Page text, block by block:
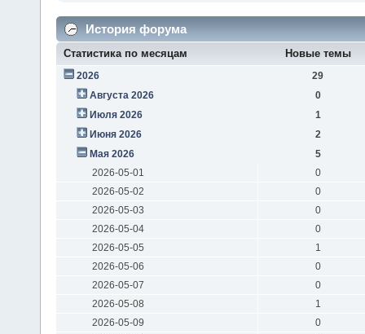
История форума
Статистика по месяцам Новые темы
2026
29
Августа 2026
0
Июля 2026
1
Июня 2026
2
Мая 2026
5
2026-05-01
0
2026-05-02
0
2026-05-03
0
2026-05-04
0
2026-05-05
1
2026-05-06
0
2026-05-07
0
2026-05-08
1
2026-05-09
0